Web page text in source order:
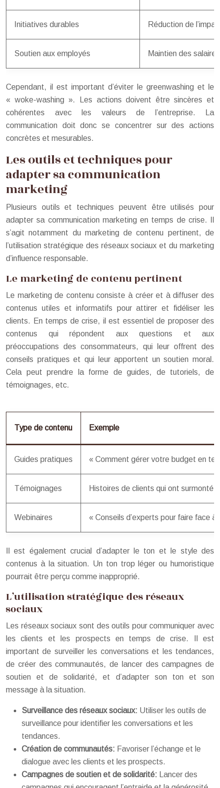
Initiatives durables Réduction de
Soutien aux employés Maintien des
Cependant, il est important d’éviter le greenwashing et le
« woke-washing ». Les actions doivent être sincères et
cohérentes avec les valeurs de l’entreprise. La
communication doit donc se concentrer sur des actions
concrètes et mesurables.
Les outils et techniques pour
adapter sa communication
marketing
Plusieurs outils et techniques peuvent être utilisés pour
adapter sa communication marketing en temps de crise. Il
s’agit notamment du marketing de contenu pertinent, de
l’utilisation stratégique des réseaux sociaux et du marketing
d’influence responsable.
Le marketing de contenu pertinent
Le marketing de contenu consiste à créer et à diffuser des
contenus utiles et informatifs pour attirer et fidéliser les
clients. En temps de crise, il est essentiel de proposer des
contenus qui répondent aux questions et aux
préoccupations des consommateurs, qui leur offrent des
conseils pratiques et qui leur apportent un soutien moral.
Cela peut prendre la forme de guides, de tutoriels, de
témoignages, etc.
Type de contenu Exemple
Guides pratiques « Comment gérer votre budget en
Témoignages Histoires de clients qui ont surmonté
Webinaires « Conseils d’experts pour faire face à
Il est également crucial d’adapter le ton et le style des
contenus à la situation. Un ton trop léger ou humoristique
pourrait être perçu comme inapproprié.
L’utilisation stratégique des réseaux
sociaux
Les réseaux sociaux sont des outils pour communiquer avec
les clients et les prospects en temps de crise. Il est
important de surveiller les conversations et les tendances,
de créer des communautés, de lancer des campagnes de
soutien et de solidarité, et d’adapter son ton et son
message à la situation.
Surveillance des réseaux sociaux: Utiliser les outils de
surveillance pour identifier les conversations et les
tendances.
Création de communautés: Favoriser l’échange et le
dialogue avec les clients et les prospects.
Campagnes de soutien et de solidarité:
Lancer des